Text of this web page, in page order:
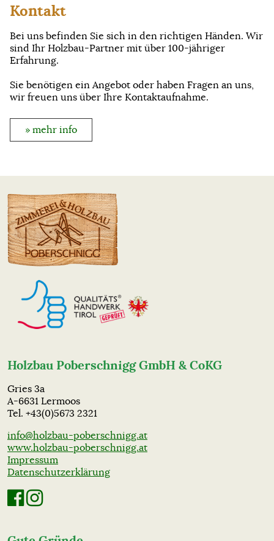
Kontakt
Bei uns befinden Sie sich in den richtigen Händen. Wir
sind Ihr Holzbau-Partner mit über 100-jähriger
Erfahrung.
Sie benötigen ein Angebot oder haben Fragen an uns,
wir freuen uns über Ihre Kontaktaufnahme.
» mehr info
Holzbau Poberschnigg GmbH & CoKG
Gries 3a
A-6631 Lermoos
Tel. +43(0)5673 2321
info@holzbau-poberschnigg.at
www.holzbau-poberschnigg.at
Impressum
Datenschutzerklärung